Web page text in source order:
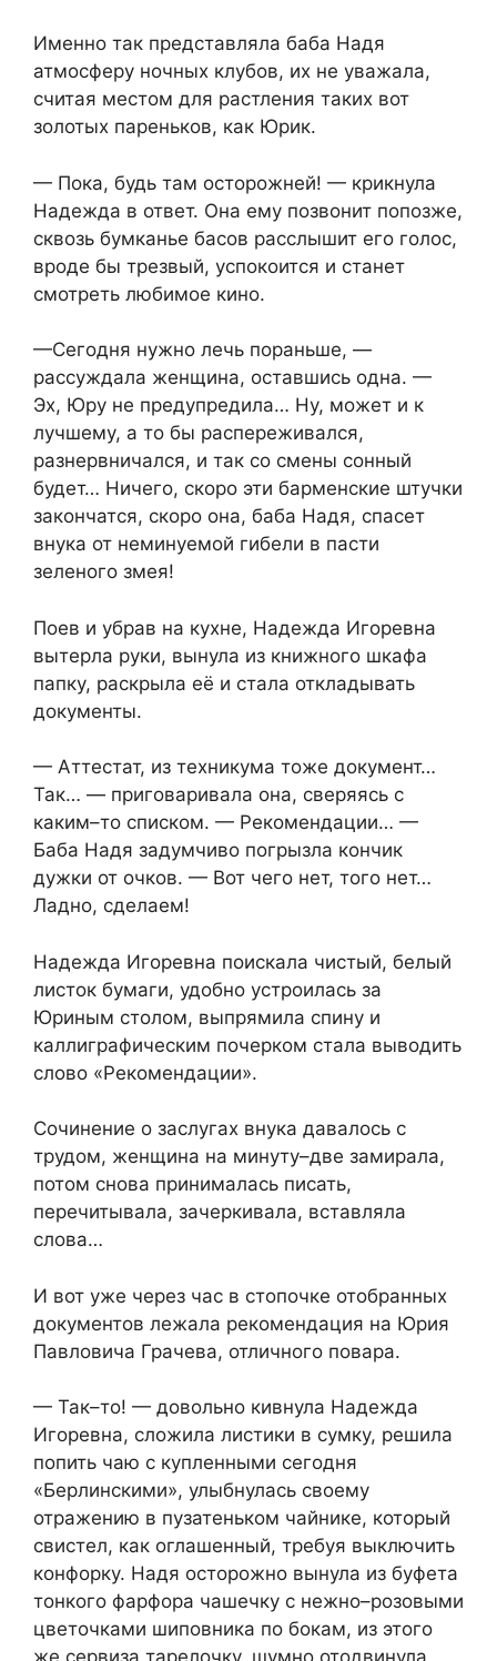
Именно так представляла баба Надя
атмосферу ночных клубов, их не уважала,
считая местом для растления таких вот
золотых пареньков, как Юрик.
— Пока, будь там осторожней! — крикнула
Надежда в ответ. Она ему позвонит попозже,
сквозь бумканье басов расслышит его голос,
вроде бы трезвый, успокоится и станет
смотреть любимое кино.
—Сегодня нужно лечь пораньше, —
рассуждала женщина, оставшись одна. —
Эх, Юру не предупредила… Ну, может и к
лучшему, а то бы распереживался,
разнервничался, и так со смены сонный
будет… Ничего, скоро эти барменские штучки
закончатся, скоро она, баба Надя, спасет
внука от неминуемой гибели в пасти
зеленого змея!
Поев и убрав на кухне, Надежда Игоревна
вытерла руки, вынула из книжного шкафа
папку, раскрыла её и стала откладывать
документы.
— Аттестат, из техникума тоже документ…
Так… — приговаривала она, сверяясь с
каким–то списком. — Рекомендации… —
Баба Надя задумчиво погрызла кончик
дужки от очков. — Вот чего нет, того нет…
Ладно, сделаем!
Надежда Игоревна поискала чистый, белый
листок бумаги, удобно устроилась за
Юриным столом, выпрямила спину и
каллиграфическим почерком стала выводить
слово «Рекомендации».
Сочинение о заслугах внука давалось с
трудом, женщина на минуту–две замирала,
потом снова принималась писать,
перечитывала, зачеркивала, вставляла
слова…
И вот уже через час в стопочке отобранных
документов лежала рекомендация на Юрия
Павловича Грачева, отличного повара.
— Так–то! — довольно кивнула Надежда
Игоревна, сложила листики в сумку, решила
попить чаю с купленными сегодня
«Берлинскими», улыбнулась своему
отражению в пузатеньком чайнике, который
свистел, как оглашенный, требуя выключить
конфорку. Надя осторожно вынула из буфета
тонкого фарфора чашечку с нежно–розовыми
цветочками шиповника по бокам, из этого